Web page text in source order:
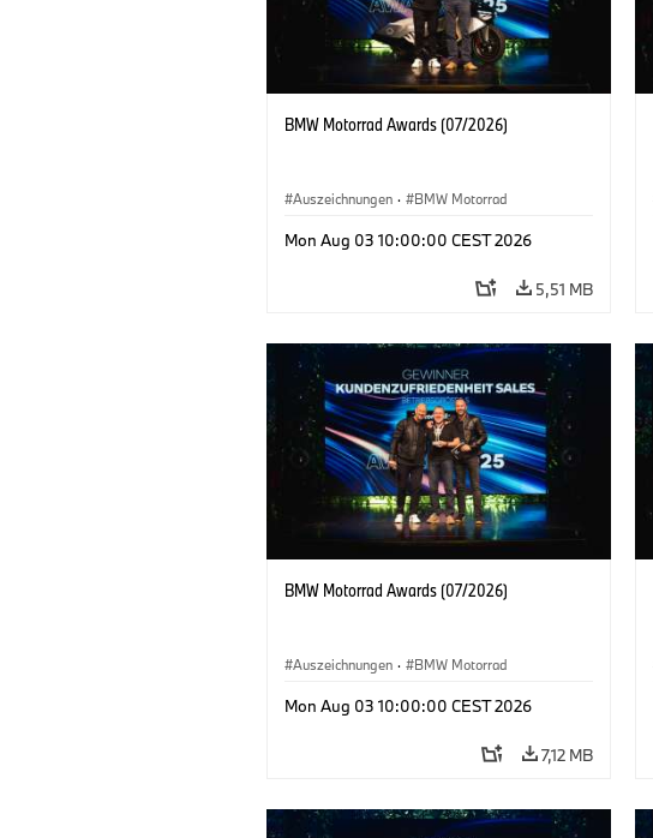
BMW Motorrad Awards (07/2026)
Auszeichnungen · BMW Motorrad
Mon Aug 03 10:00:00 CEST 2026
5,51 MB
BMW Motorrad Awards (07/2026)
Auszeichnungen · BMW Motorrad
Mon Aug 03 10:00:00 CEST 2026
7,12 MB